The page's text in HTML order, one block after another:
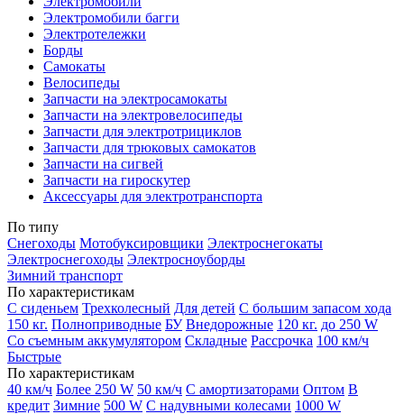
Электромобили багги
Электротележки
Борды
Самокаты
Велосипеды
Запчасти на электросамокаты
Запчасти на электровелосипеды
Запчасти для электротрициклов
Запчасти для трюковых самокатов
Запчасти на сигвей
Запчасти на гироскутер
Аксессуары для электротранспорта
По типу
Снегоходы Мотобуксировщики Электроснегокаты
Электроснегоходы Электросноуборды
Зимний транспорт
По характеристикам
С сиденьем Трехколесный Для детей С большим запасом хода
150 кг. Полноприводные БУ Внедорожные 120 кг. до 250 W
Со съемным аккумулятором Складные Рассрочка 100 км/ч
Быстрые
По характеристикам
40 км/ч Более 250 W 50 км/ч С амортизаторами Оптом В
кредит Зимние 500 W С надувными колесами 1000 W